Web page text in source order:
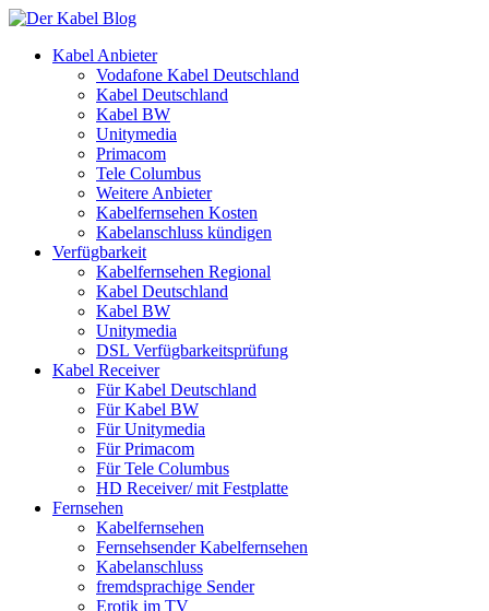
Kabel Anbieter
Vodafone Kabel Deutschland
Kabel Deutschland
Kabel BW
Unitymedia
Primacom
Tele Columbus
Weitere Anbieter
Kabelfernsehen Kosten
Kabelanschluss kündigen
Verfügbarkeit
Kabelfernsehen Regional
Kabel Deutschland
Kabel BW
Unitymedia
DSL Verfügbarkeitsprüfung
Kabel Receiver
Für Kabel Deutschland
Für Kabel BW
Für Unitymedia
Für Primacom
Für Tele Columbus
HD Receiver/ mit Festplatte
Fernsehen
Kabelfernsehen
Fernsehsender Kabelfernsehen
Kabelanschluss
fremdsprachige Sender
Erotik im TV